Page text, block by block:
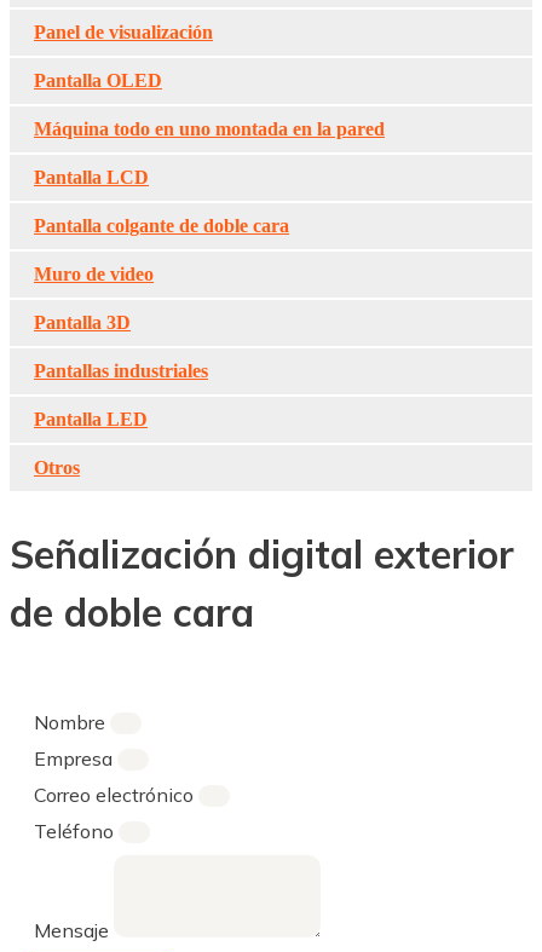
Panel de visualización
Pantalla OLED
Máquina todo en uno montada en la pared
Pantalla LCD
Pantalla colgante de doble cara
Muro de video
Pantalla 3D
Pantallas industriales
Pantalla LED
Otros
Señalización digital exterior
de doble cara
Nombre
Empresa
Correo electrónico
Teléfono
Mensaje